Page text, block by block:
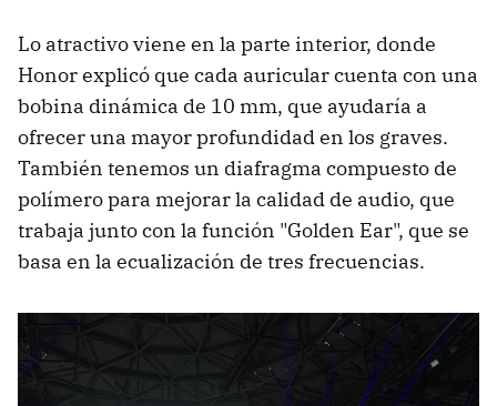
Lo atractivo viene en la parte interior, donde
Honor explicó que cada auricular cuenta con una
bobina dinámica de 10 mm, que ayudaría a
ofrecer una mayor profundidad en los graves.
También tenemos un diafragma compuesto de
polímero para mejorar la calidad de audio, que
trabaja junto con la función "Golden Ear", que se
basa en la ecualización de tres frecuencias.